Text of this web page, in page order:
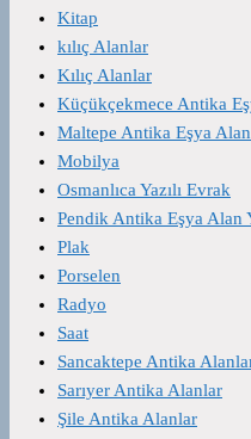
Kitap
kılıç Alanlar
Kılıç Alanlar
Küçükçekmece Antika
Maltepe Antika Eşya
Mobilya
Osmanlıca Yazılı Evrak
Pendik Antika Eşya Alan
Plak
Porselen
Radyo
Saat
Sancaktepe Antika
Sarıyer Antika Alanlar
Şile Antika Alanlar